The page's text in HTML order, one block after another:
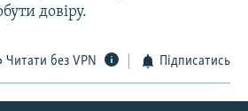
довіру.
Читати без VPN Підписатись